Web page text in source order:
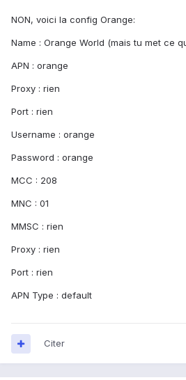
NON, voici la config Orange:
Name : Orange World (mais tu met ce
APN : orange
Proxy : rien
Port : rien
Username : orange
Password : orange
MCC : 208
MNC : 01
MMSC : rien
Proxy : rien
Port : rien
APN Type : default
Citer